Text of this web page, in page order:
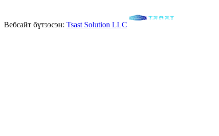
Вебсайт бүтээсэн: Tsast Solution LLC